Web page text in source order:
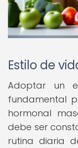
Estilo de
Adoptar un
fundamental
hormonal
debe ser
rutina diaria